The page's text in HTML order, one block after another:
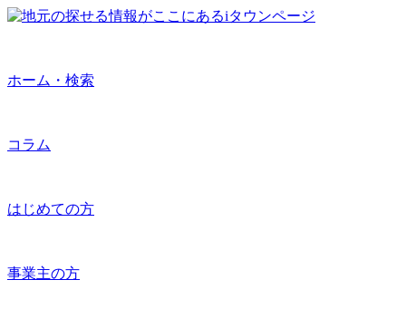
ホーム・検索
コラム
はじめての方
事業主の方